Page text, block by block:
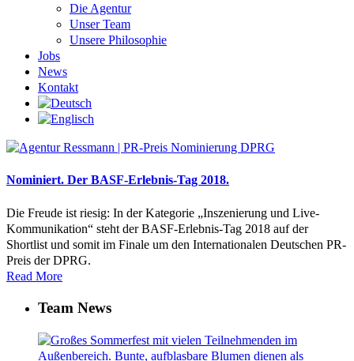
Die Agentur
Unser Team
Unsere Philosophie
Jobs
News
Kontakt
Nominiert. Der BASF-Erlebnis-Tag 2018.
Die Freude ist riesig: In der Kategorie „Inszenierung und Live-
Kommunikation“ steht der BASF-Erlebnis-Tag 2018 auf der
Shortlist und somit im Finale um den Internationalen Deutschen PR-
Preis der DPRG.
Read More
Team News